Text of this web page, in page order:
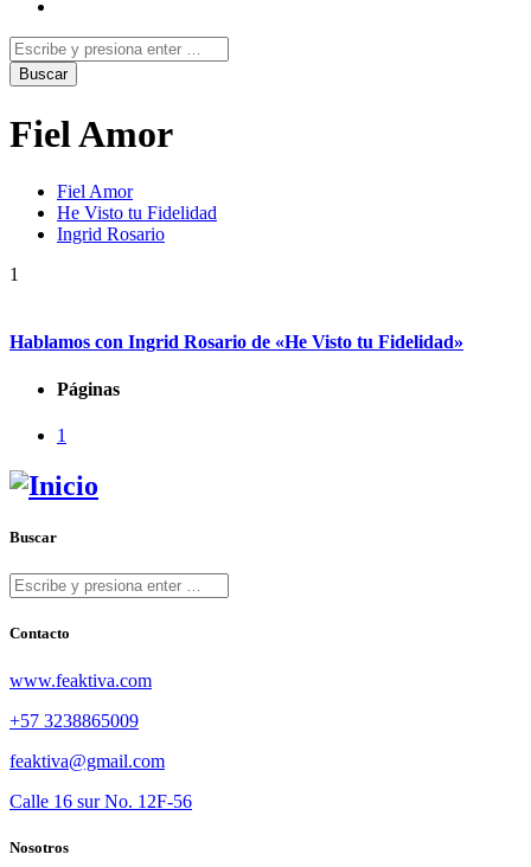
Fiel Amor
Fiel Amor
He Visto tu Fidelidad
Ingrid Rosario
1
Hablamos con Ingrid Rosario de «He Visto tu Fidelidad»
Páginas
1
Buscar
Contacto
www.feaktiva.com
+57 3238865009
feaktiva@gmail.com
Calle 16 sur No. 12F-56
Nosotros